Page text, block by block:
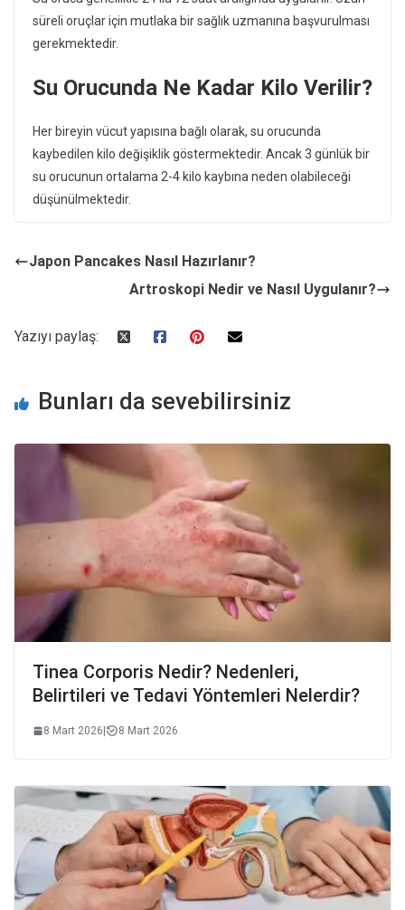
süreli oruçlar için mutlaka bir sağlık uzmanına başvurulması
gerekmektedir.
Su Orucunda Ne Kadar Kilo Verilir?
Her bireyin vücut yapısına bağlı olarak, su orucunda
kaybedilen kilo değişiklik göstermektedir. Ancak 3 günlük bir
su orucunun ortalama 2-4 kilo kaybına neden olabileceği
düşünülmektedir.
Japon Pancakes Nasıl Hazırlanır?
Artroskopi Nedir ve Nasıl Uygulanır?
Yazıyı paylaş:
Bunları da sevebilirsiniz
Tinea Corporis Nedir? Nedenleri,
Belirtileri ve Tedavi Yöntemleri Nelerdir?
8 Mart 2026| 8 Mart 2026